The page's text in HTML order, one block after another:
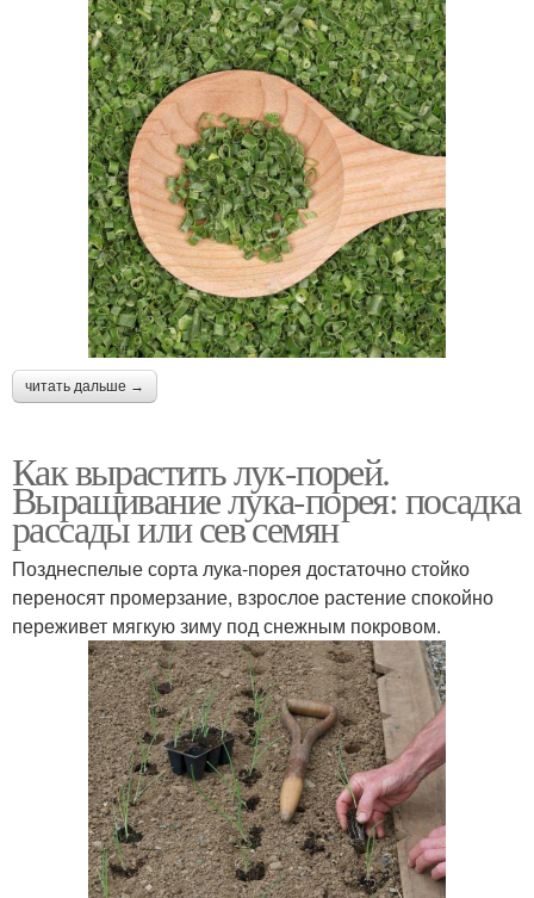
читать дальше →
Как вырастить лук-порей.
Выращивание лука-порея: посадка
рассады или сев семян
Позднеспелые сорта лука-порея достаточно стойко
переносят промерзание, взрослое растение спокойно
переживет мягкую зиму под снежным покровом.